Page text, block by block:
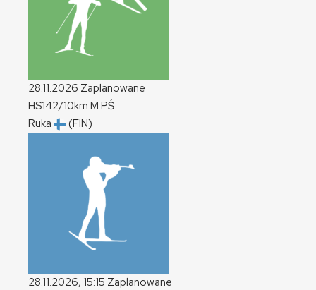
28.11.2026 Zaplanowane
HS142/10km M PŚ
Ruka
(FIN)
28.11.2026, 15:15 Zaplanowane